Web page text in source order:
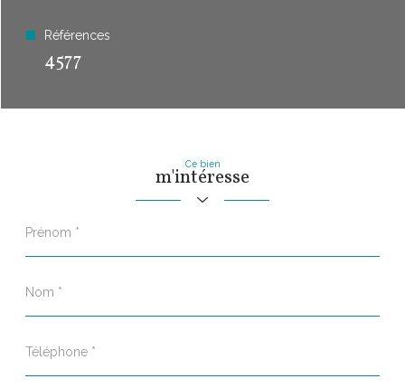
Références
4577
Ce bien
m'intéresse
*
*